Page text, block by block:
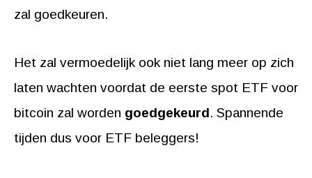
zal goedkeuren.
Het zal vermoedelijk ook niet lang meer op zich
laten wachten voordat de eerste spot ETF voor
bitcoin zal worden goedgekeurd. Spannende
tijden dus voor ETF beleggers!